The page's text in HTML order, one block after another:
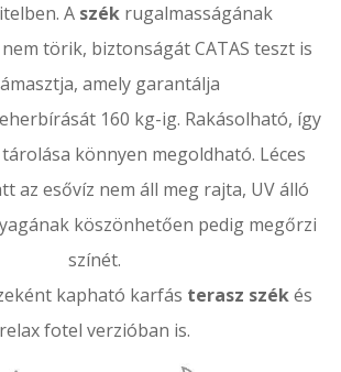
A szék rugalmasságának
törik, biztonságát CATAS teszt is
amely garantálja
160 kg-ig. Rakásolható, így
könnyen megoldható. Léces
az esővíz nem áll meg rajta, UV álló
köszönhetően pedig megőrzi
színét.
kapható karfás terasz székés
relax fotel verzióban is.